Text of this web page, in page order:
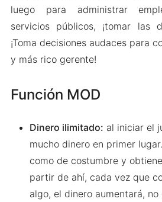
luego para administrar
servicios públicos, ¡tomar las
¡Toma decisiones audaces para
y más rico gerente!
Función MOD
Dinero ilimitado: al iniciar el
mucho dinero en primer
como de costumbre y
partir de ahí, cada vez que
algo, el dinero aumentará,